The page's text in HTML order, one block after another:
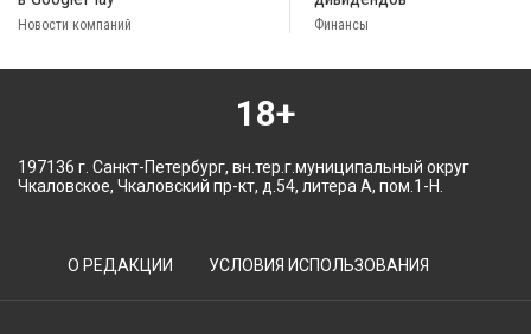
Новости компаний Финансы
18+
197136 г. Санкт-Петербург, вн.тер.г.муниципальный округ
Чкаловское, Чкаловский пр-кт, д.54, литера А, пом.1-Н.
О РЕДАКЦИИ УСЛОВИЯ ИСПОЛЬЗОВАНИЯ